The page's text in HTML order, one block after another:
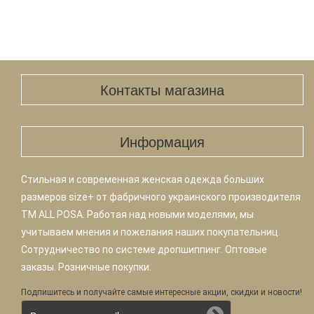
Контакты магазина
Информация
Стильная и современная женская одежда больших
размеров size+ от фабричного украинского производителя
TM ALL POSA. Работая над новыми моделями, мы
учитываем мнения и пожелания наших покупательниц.
Сотрудничество по системе дропшиппинг. Оптовые
заказы. Розничные покупки.
Подпишитесь и получайте самые интересные акции, скидки и новости!